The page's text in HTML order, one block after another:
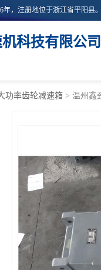
科技有限公司
功率齿轮减速箱 > 温州鑫